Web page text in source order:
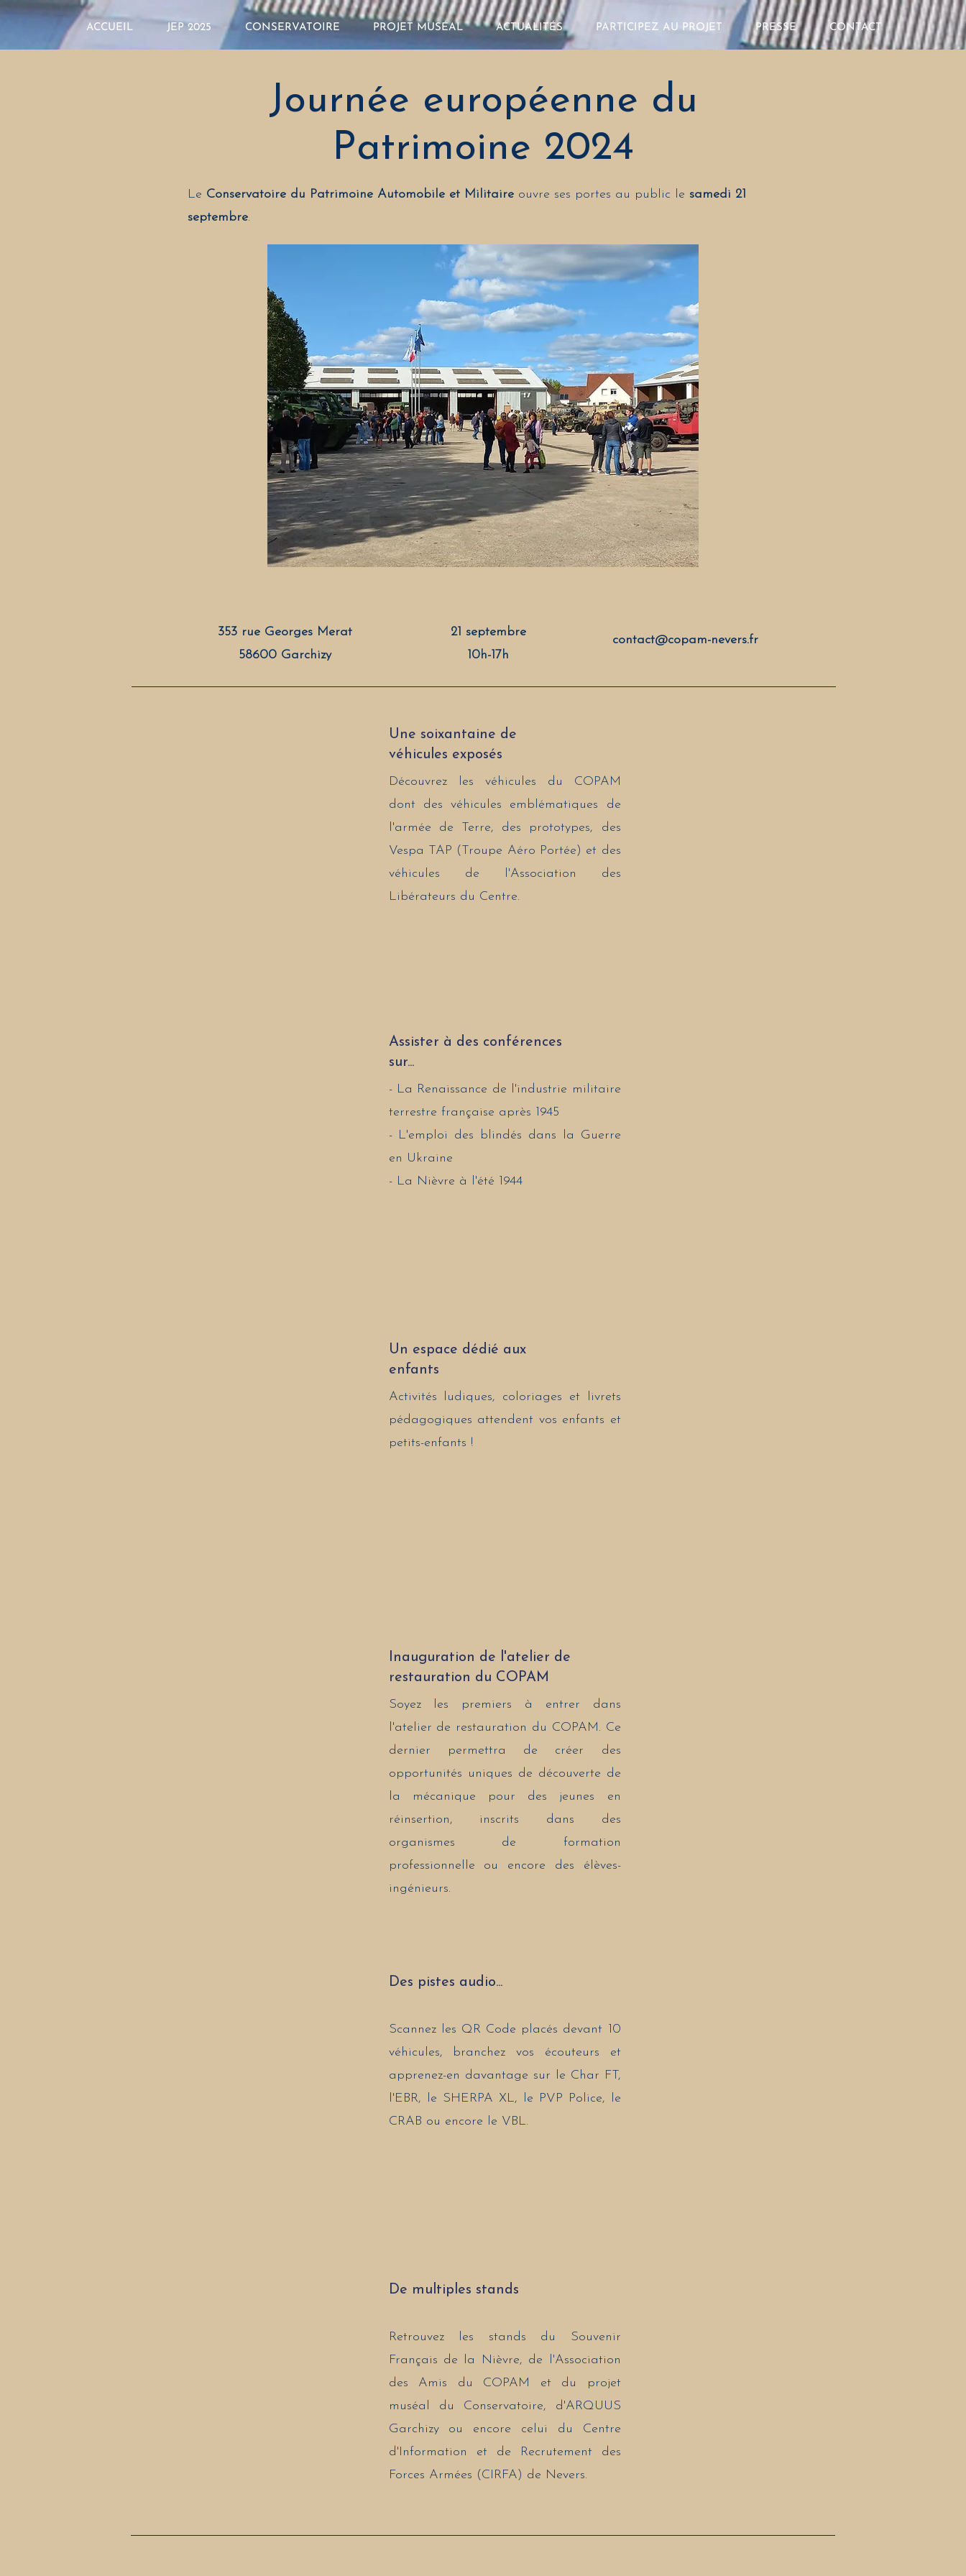
ACCUEIL JEP 2025 CONSERVATOIRE PROJET MUSÉAL ACTUALITÉS PARTICIPEZ AU PROJET PRESSE CONTACT
Journée européenne du
Patrimoine 2024
Le Conservatoire du Patrimoine Automobile et Militaire ouvre ses portes au public le samedi 21
septembre.
353 rue Georges Merat
58600 Garchizy
21 septembre
10h-17h
contact@copam-nevers.fr
Une soixantaine de
véhicules exposés
Découvrez les véhicules du COPAM
dont des véhicules emblématiques de
l'armée de Terre, des prototypes, des
Vespa TAP (Troupe Aéro Portée) et des
véhicules de l'Association des
Libérateurs du Centre.
Assister à des conférences
sur...
- La Renaissance de l'industrie militaire
terrestre française après 1945
- L'emploi des blindés dans la Guerre
en Ukraine
- La Nièvre à l'été 1944
Un espace dédié aux
enfants
Activités ludiques, coloriages et livrets
pédagogiques attendent vos enfants et
petits-enfants !
Inauguration de l'atelier de
restauration du COPAM
Soyez les premiers à entrer dans
l'atelier de restauration du COPAM. Ce
dernier permettra de créer des
opportunités uniques de découverte de
la mécanique pour des jeunes en
réinsertion, inscrits dans des
organismes de formation
professionnelle ou encore des élèves-
ingénieurs.
Des pistes audio...
Scannez les QR Code placés devant 10
véhicules, branchez vos écouteurs et
apprenez-en davantage sur le Char FT,
l'EBR, le SHERPA XL, le PVP Police, le
CRAB ou encore le VBL.
De multiples stands
Retrouvez les stands du Souvenir
Français de la Nièvre, de l'Association
des Amis du COPAM et du projet
muséal du Conservatoire, d'ARQUUS
Garchizy ou encore celui du Centre
d'Information et de Recrutement des
Forces Armées (CIRFA) de Nevers.